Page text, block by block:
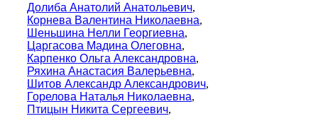
Долиба Анатолий Анатольевич,
Корнева Валентина Николаевна,
Шеньшина Нелли Георгиевна,
Царгасова Мадина Олеговна,
Карпенко Ольга Александровна,
Ряхина Анастасия Валерьевна,
Шитов Александр Александрович,
Горелова Наталья Николаевна,
Птицын Никита Сергеевич,